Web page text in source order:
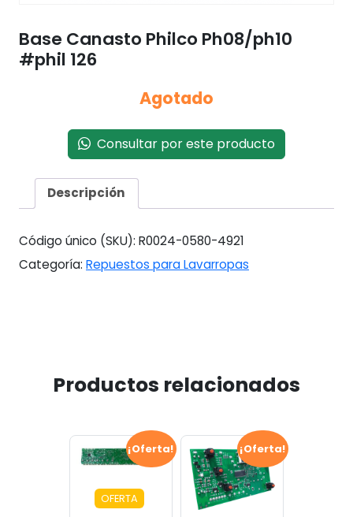
Base Canasto Philco Ph08/ph10
#phil 126
Agotado
Consultar por este producto
Descripción
Código único (SKU): R0024-0580-4921
Categoría: Repuestos para Lavarropas
Productos relacionados
¡Oferta!
OFERTA
¡Oferta!